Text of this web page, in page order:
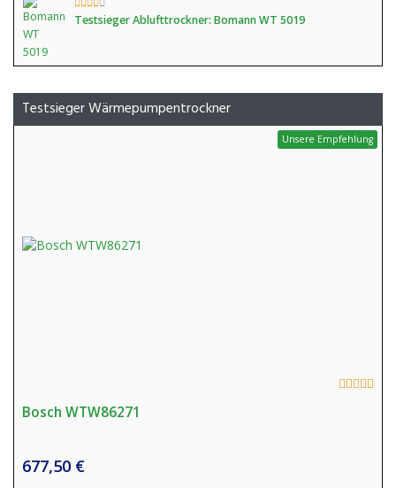
Testsieger Ablufttrockner: Bomann WT 5019
Testsieger Wärmepumpentrockner
Unsere Empfehlung
Bosch WTW86271
677,50 €